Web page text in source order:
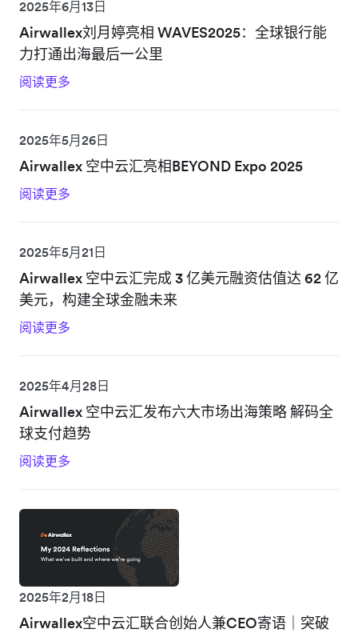
2025年6月13日
Airwallex刘月婷亮相 WAVES2025：全球银行能
力打通出海最后一公里
阅读更多
2025年5月26日
Airwallex 空中云汇亮相BEYOND Expo 2025
阅读更多
2025年5月21日
Airwallex 空中云汇完成 3 亿美元融资估值达 62 亿
美元，构建全球金融未来
阅读更多
2025年4月28日
Airwallex 空中云汇发布六大市场出海策略 解码全
球支付趋势
阅读更多
2025年2月18日
Airwallex空中云汇联合创始人兼CEO寄语｜突破